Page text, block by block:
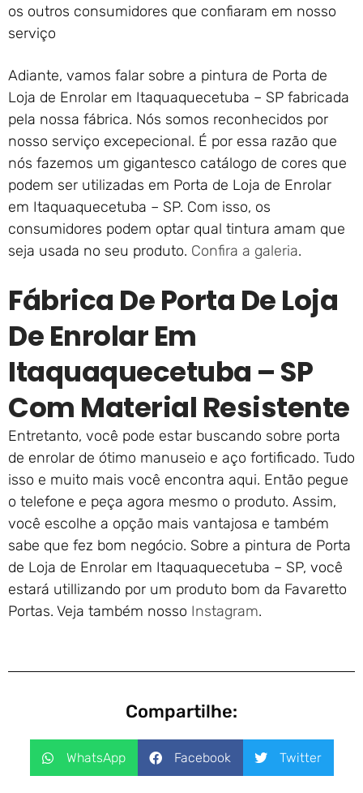
os outros consumidores que confiaram em nosso
serviço
Adiante, vamos falar sobre a pintura de Porta de
Loja de Enrolar em Itaquaquecetuba – SP fabricada
pela nossa fábrica. Nós somos reconhecidos por
nosso serviço excepecional. É por essa razão que
nós fazemos um gigantesco catálogo de cores que
podem ser utilizadas em Porta de Loja de Enrolar
em Itaquaquecetuba – SP. Com isso, os
consumidores podem optar qual tintura amam que
seja usada no seu produto. Confira a galeria.
Fábrica De Porta De Loja
De Enrolar Em
Itaquaquecetuba – SP
Com Material Resistente
Entretanto, você pode estar buscando sobre porta
de enrolar de ótimo manuseio e aço fortificado. Tudo
isso e muito mais você encontra aqui. Então pegue
o telefone e peça agora mesmo o produto. Assim,
você escolhe a opção mais vantajosa e também
sabe que fez bom negócio. Sobre a pintura de Porta
de Loja de Enrolar em Itaquaquecetuba – SP, você
estará utillizando por um produto bom da Favaretto
Portas. Veja também nosso Instagram.
Compartilhe:
WhatsApp Facebook Twitter